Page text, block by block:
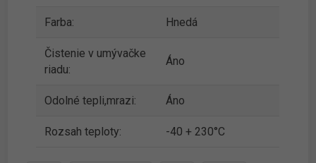
Farba: Hnedá
Čistenie v umývačke
riadu:
Áno
Odolné tepli,mrazi: Áno
Rozsah teploty: -40 + 230°C